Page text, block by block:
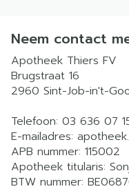
Neem contact
Apotheek Thiers FV
Brugstraat 16
2960 Sint-Job-in't-
Telefoon: 03 636 07
E-mailadres:
APB nummer: 115002
Apotheek titularis:
BTW nummer: